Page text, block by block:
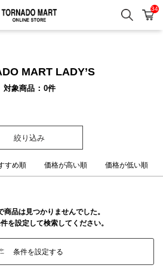
検索 カ
34
MART LADY’S
対象商品 0件
絞り込み
すめ順 価格が高い順 価格が低い順
商品は見つかりませんでした。
を設定して検索してください。
条件を設定する